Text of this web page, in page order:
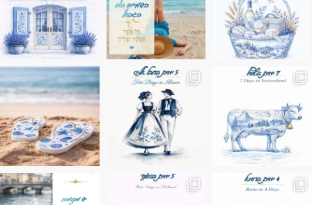
בחבל אלזס צרפת
בחופשה שבו הכל נהיה פשוט יותר. החול, הי
Instagram post
Instagram post 17994326828955248